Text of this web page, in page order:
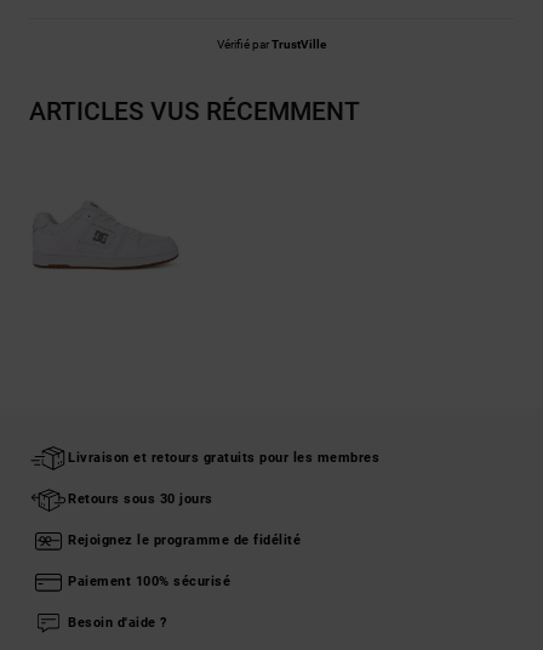
Vérifié parTrustVille
ARTICLES VUS RÉCEMMENT
Livraison et retours gratuits pour les membres
Retours sous 30 jours
Rejoignez le programme de fidélité
Paiement 100% sécurisé
Besoin d'aide ?